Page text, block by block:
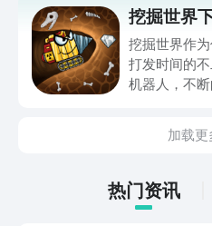
里呢？到时该
为您呈现。
挖掘世界
挖掘世界作
打发时间的
机器人，不
么接下来就
加载更
热门资讯